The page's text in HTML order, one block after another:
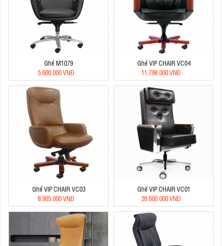
Ghế M1079
5.600.000 VNĐ
Ghế VIP CHAIR VC04
11.798.000 VNĐ
Ghế VIP CHAIR VC03
8.905.000 VNĐ
Ghế VIP CHAIR VC01
26.600.000 VNĐ